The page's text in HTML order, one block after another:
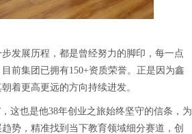
发展历程，都是曾经努力的脚印，每一点
前集团已拥有150+资质荣誉。正是因为鑫
着更高更远的方向持续进发。
这也是他38年创业之旅始终坚守的信条，为
势，精准找到当下教育领域细分赛道，创